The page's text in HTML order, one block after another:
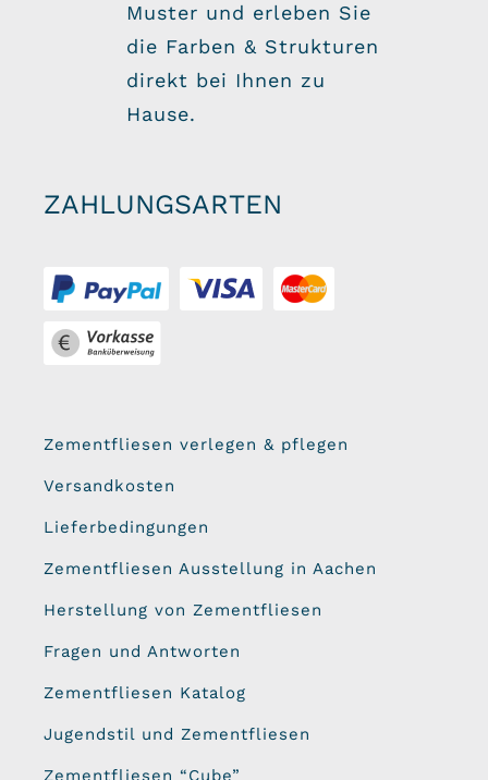
Zementfliesen verlegen & pflegen
Versandkosten
Lieferbedingungen
Zementfliesen Ausstellung in Aachen
Herstellung von Zementfliesen
Fragen und Antworten
Zementfliesen Katalog
Jugendstil und Zementfliesen
Zementfliesen “Cube”
Muster und erleben Sie
die Farben & Strukturen
direkt bei Ihnen zu
Hause.
ZAHLUNGSARTEN